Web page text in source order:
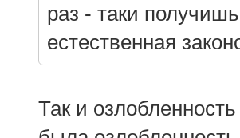
раз - таки
естественная
Так и